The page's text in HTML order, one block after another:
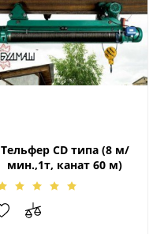
Тельфер CD типа (8 м/
мин.,1т, канат 60 м)